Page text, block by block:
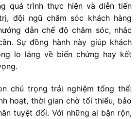
quá trình thực hiện và diễn tiến
đội ngũ chăm sóc khách hàng
dẫn chế độ chăm sóc, nhắc
Sự đồng hành này giúp khách
lo lắng về biến chứng hay kết
chú trọng trải nghiệm tổng thể:
hoạt, thời gian chờ tối thiểu, bảo
tuyệt đối. Với những ai bận rộn,